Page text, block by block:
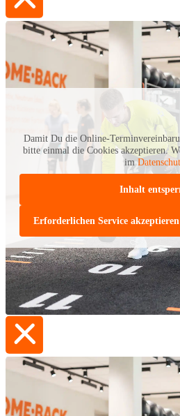
Damit Du die Online-
bitte einmal die Cookies akzeptieren.
im
Inhalt
Erforderlichen Service